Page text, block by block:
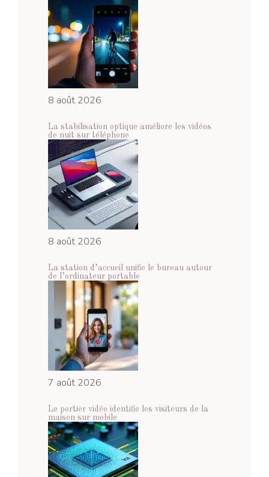
8 août 2026
La stabilisation optique améliore les vidéos
de nuit sur téléphone
8 août 2026
La station d’accueil unifie le bureau autour
de l’ordinateur portable
7 août 2026
Le portier vidéo identifie les visiteurs de la
maison sur mobile